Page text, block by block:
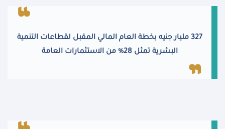
327 مليار جنيه بخطة العام المالي المقبل لقطاعات التنمية
البشرية تمثل 28% من الاستثمارات العامة